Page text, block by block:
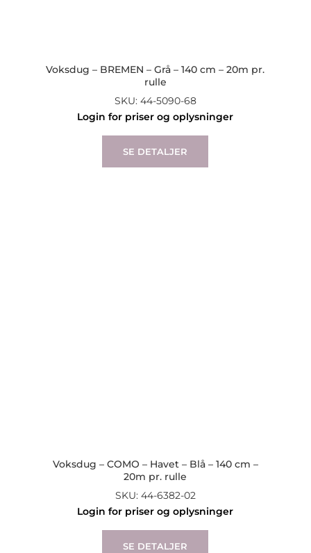
Voksdug – BREMEN – Grå – 140 cm – 20m pr.
rulle
SKU: 44-5090-68
Login for priser og oplysninger
SE DETALJER
Voksdug – COMO – Havet – Blå – 140 cm –
20m pr. rulle
SKU: 44-6382-02
Login for priser og oplysninger
SE DETALJER